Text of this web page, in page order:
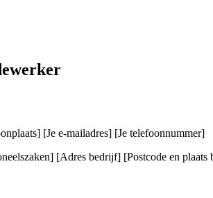
[Je e-mailadres] [Je telefoonnummer]
[Adres bedrijf] [Postcode en plaats